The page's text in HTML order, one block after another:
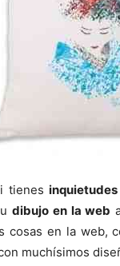
tienes
dibujo en la web
cosas en la web,
muchísimos